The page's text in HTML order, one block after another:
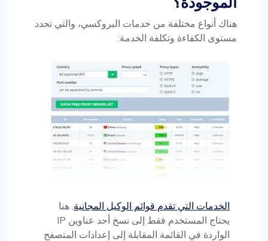
هناك أنواع مختلفة من خدمات البروكسي، والتي تحدد
مستوى الكفاءة وتكلفة الخدمة:
الخدمات التي تقدم قوائم الوكيل المجانية . هنا
يحتاج المستخدم فقط إلى نسخ أحد عناوين IP
الواردة في القائمة المقابلة إلى إعدادات المتصفح